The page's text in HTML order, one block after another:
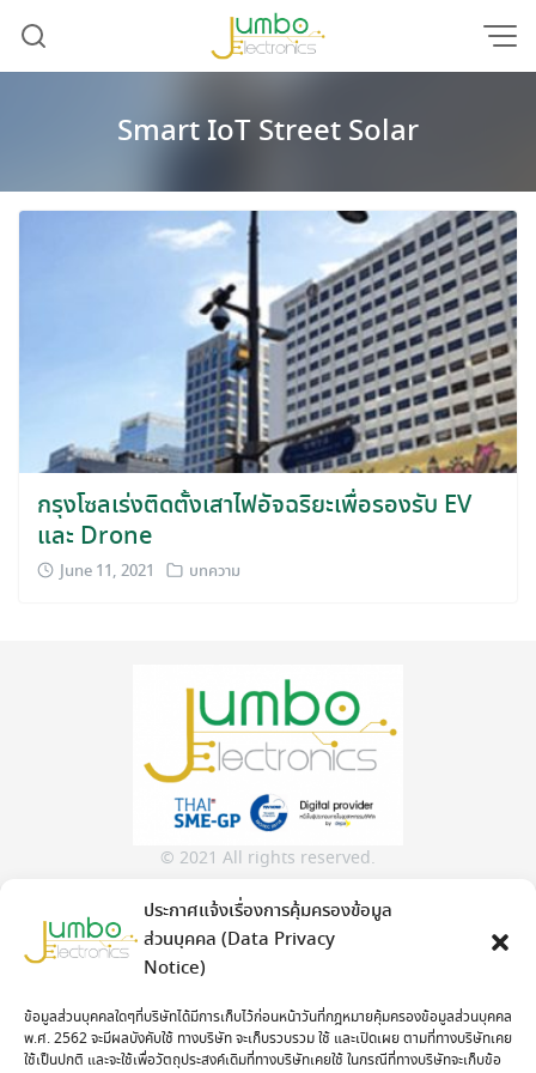
ประกาศแจ้งเรื่องการคุ้มครองข้อมูล
ส่วนบุคคล (Data Privacy
Notice)
ข้อมูลส่วนบุคคลใดๆที่บริษัทได้มีการเก็บไว้ก่อนหน้าวันที่กฎหมายคุ้มครองข้อมูลส่วนบุคคล
พ.ศ. 2562 จะมีผลบังคับใช้ ทางบริษัท จะเก็บรวบรวม ใช้ และเปิดเผย ตามที่ทางบริษัทเคย
ใช้เป็นปกติ และจะใช้เพื่อวัตถุประสงค์เดิมที่ทางบริษัทเคยใช้ ในกรณีที่ทางบริษัทจะเก็บข้อ
content
Smart IoT Street Solar
กรุงโซลเร่งติดตั้งเสาไฟอัจฉริยะเพื่อรองรับ EV
และ Drone
June 11, 2021 บทความ
© 2021 All rights reserved.
Jumbo Electronics Co.,Ltd.
No.313/23 Soi Kamphaeng Phet 6 Soi 7, Khwaeng Thung
Contact: 02 982 2298www.jumboelec.co.th
Monday – Friday( 8:00 – 17:00 )